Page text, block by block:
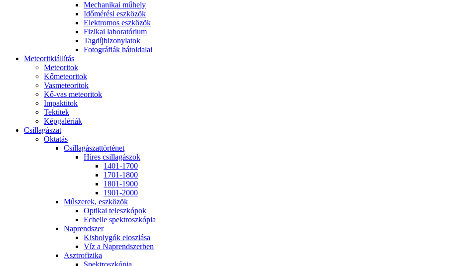
Me­cha­ni­kai mű­hely
Idő­mé­ré­si esz­kö­zök
Elekt­ro­mos esz­kö­zök
Fi­zi­kai la­bo­ra­tó­ri­um
Tag­díj­bi­zony­la­tok
Fo­tog­rá­fi­ák hát­ol­da­lai
Me­te­o­rit­ki­ál­lí­tás
Me­te­o­ri­tok
Kő­me­te­o­ri­tok
Vas­me­te­o­ri­tok
Kő-vas me­te­o­ri­tok
Imp­ak­ti­tok
Tek­ti­tek
Kép­ga­lé­ri­ák
Csil­la­gá­szat
Ok­ta­tás
Csil­la­gá­szat­tör­té­net
Hí­res csil­la­gá­szok
1401-1700
1701-1800
1801-1900
1901-2000
Mű­sze­rek, esz­kö­zök
Op­ti­kai te­lesz­kó­pok
Echel­le spekt­rosz­kó­pia
Nap­rend­szer
Kis­boly­gók el­osz­lá­sa
Víz a Nap­rend­szer­ben
Aszt­ro­fi­zi­ka
Spekt­rosz­kó­pia